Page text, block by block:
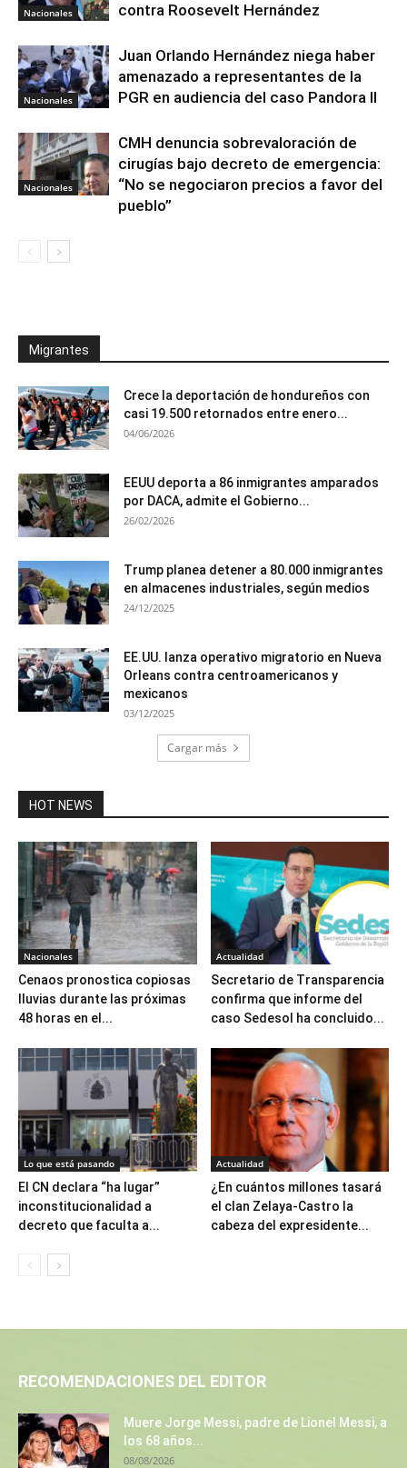
Nacionales
contra Roosevelt Hernández
Nacionales
Juan Orlando Hernández niega haber
amenazado a representantes de la
PGR en audiencia del caso Pandora II
Nacionales
CMH denuncia sobrevaloración de
cirugías bajo decreto de emergencia:
“No se negociaron precios a favor del
pueblo”
Migrantes
Crece la deportación de hondureños con
casi 19.500 retornados entre enero...
04/06/2026
EEUU deporta a 86 inmigrantes amparados
por DACA, admite el Gobierno...
26/02/2026
Trump planea detener a 80.000 inmigrantes
en almacenes industriales, según medios
24/12/2025
EE.UU. lanza operativo migratorio en Nueva
Orleans contra centroamericanos y
mexicanos
03/12/2025
Cargar más
HOT NEWS
Nacionales
Cenaos pronostica copiosas
lluvias durante las próximas
48 horas en el...
Actualidad
Secretario de Transparencia
confirma que informe del
caso Sedesol ha concluido...
Lo que está pasando
El CN declara “ha lugar”
inconstitucionalidad a
decreto que faculta a...
Actualidad
¿En cuántos millones tasará
el clan Zelaya-Castro la
cabeza del expresidente...
RECOMENDACIONES DEL EDITOR
Muere Jorge Messi, padre de Lionel Messi, a
los 68 años...
08/08/2026